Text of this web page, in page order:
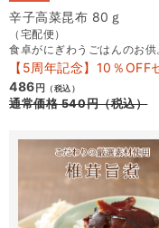
辛子高菜昆布 80ｇ
（宅配便）
食卓がにぎわうごはんのお供
【5周年記念】10％OFF
486 円 （税込）
通常価格540円（税込）